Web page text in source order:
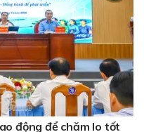
động để chăm lo tốt